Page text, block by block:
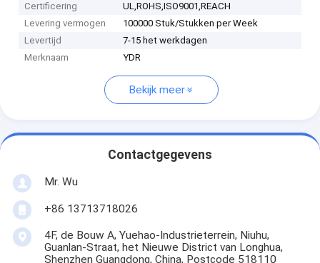
Certificering
UL,ROHS,ISO9001,REACH
Levering vermogen
100000 Stuk/Stukken per Week
Levertijd
7-15 het werkdagen
Merknaam
YDR
Bekijk meer
Contactgegevens
Mr. Wu
+86 13713718026
4F, de Bouw A, Yuehao-Industrieterrein, Niuhu,
Guanlan-Straat, het Nieuwe District van Longhua,
Shenzhen Guangdong, China, Postcode 518110